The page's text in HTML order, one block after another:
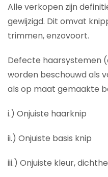
Alle verkopen zijn
gewijzigd. Dit omvat
trimmen, enzovoort.
Defecte haarsystemen
worden beschouwd als
als op maat gemaakte
i.) Onjuiste haarknip
ii.) Onjuiste basis knip
iii.) Onjuiste kleur,